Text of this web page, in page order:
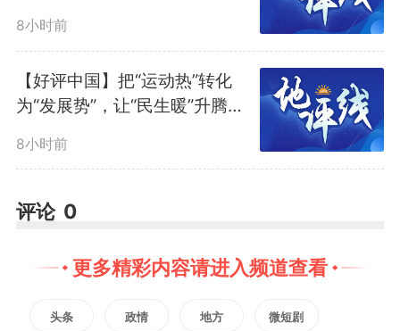
用于BMI≥28的肥胖患者，或者
BMI≥24且伴有高血压、高血糖等
代谢综合征的超重人群。对于体重
正常的人来说，滥用这类药物就如
同饮鸩止渴，不仅颠倒了主次，更
在巨大的利益驱使下，处方药
8小时前
【好评中国】把“运动热”转化
为“发展势”，让“民生暖”升腾
8小时前
评论 0
更多精彩内容请进入频道查看
头条 政情 地方 微短剧